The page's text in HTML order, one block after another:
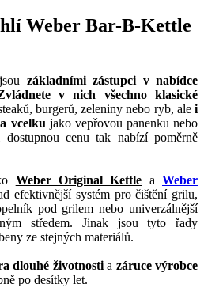
Weber Bar-B-Kettle
základními zástupci v nabídce
v nich všechno klasické
burgerů, zeleniny nebo ryb, ale i
vcelku jako vepřovou panenku nebo
cenu tak nabízí poměrně
Weber Original Kettle aWeber
efektivnější systém pro čištění grilu,
pod grilem nebo univerzálnější
středem. Jinak jsou tyto řady
ze stejných materiálů.
dlouhé životnostia záruce výrobce
po desítky let.